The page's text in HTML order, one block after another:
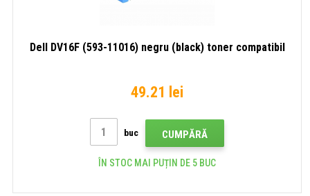
Dell DV16F (593-11016) negru (black) toner compatibil
49.21 lei
buc CUMPĂRĂ
ÎN STOC MAI PUȚIN DE 5 BUC